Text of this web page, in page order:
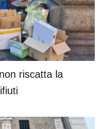
non riscatta la